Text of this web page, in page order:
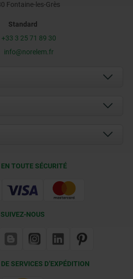
Fontaine-les-Grès
Standard
+33 3 25 71 89 30
info@norelem.fr
EN TOUTE SÉCURITÉ
SUIVEZ-NOUS
SERVICES D’EXPÉDITION